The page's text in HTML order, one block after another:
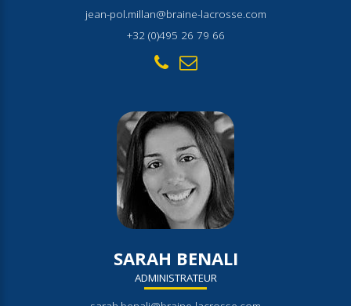
jean-pol.millan@braine-lacrosse.com
+32 (0)495 26 79 66
SARAH BENALI
ADMINISTRATEUR